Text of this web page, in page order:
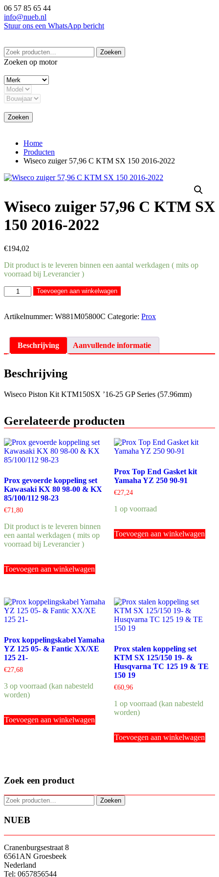
Ga
naar
de
06 57 85 65 44
info@nueb.nl
Stuur ons een WhatsApp bericht
Zoeken
naar:
Zoeken
Zoeken op motor
Zoeken
Home
Producten
Wiseco zuiger 57,96 C KTM SX 150 2016-2022
Wiseco zuiger 57,96 C KTM SX
150 2016-2022
€194,02
Dit product is te leveren binnen een aantal werkdagen ( mits op
voorraad bij Leverancier )
Wiseco
zuiger
C
2016-
aantal
Toevoegen aan winkelwagen
Artikelnummer: W881M05800C Categorie: Prox
Beschrijving Aanvullende informatie
Beschrijving
Wiseco Piston Kit KTM150SX ’16-25 GP Series (57.96mm)
Gerelateerde producten
Prox gevoerde koppeling set
Kawasaki KX 80 98-00 & KX
85/100/112 98-23
€71,80
Dit product is te leveren binnen
een aantal werkdagen ( mits op
voorraad bij Leverancier )
Toevoegen aan winkelwagen
Prox Top End Gasket kit
Yamaha YZ 250 90-91
€27,24
1 op voorraad
Toevoegen aan winkelwagen
Prox koppelingskabel Yamaha
YZ 125 05- & Fantic XX/XE
125 21-
€27,68
3 op voorraad (kan nabesteld
worden)
Toevoegen aan winkelwagen
Prox stalen koppeling set
KTM SX 125/150 19- &
Husqvarna TC 125 19 & TE
150 19
€60,96
1 op voorraad (kan nabesteld
worden)
Toevoegen aan winkelwagen
Zoek een product
Zoeken
naar:
Zoeken
NUEB
Cranenburgsestraat 8
6561AN Groesbeek
Nederland
Tel: 0657856544